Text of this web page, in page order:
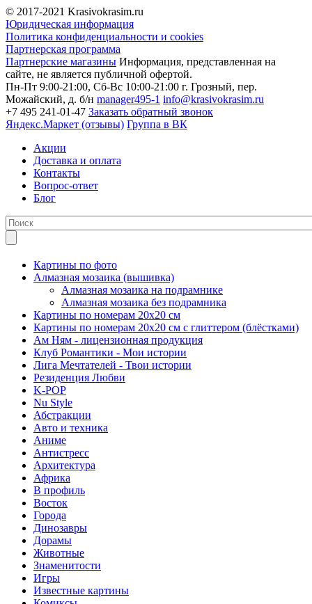
© 2017-2021 Krasivokrasim.ru
Юридическая информация
Политика конфиденциальности и cookies
Партнерская программа
Партнерские магазины Информация, представленная на
сайте, не является публичной офертой.
Пн-Пт 9:00-21:00, Сб-Вс 10:00-21:00 г. Грозный, пер.
Можайский, д. б/н manager495-1 info@krasivokrasim.ru
+7 495 241-01-47 Заказать обратный звонок
Яндекс.Маркет (отзывы) Группа в ВК
Акции
Доставка и оплата
Контакты
Вопрос-ответ
Блог
Картины по фото
Алмазная мозаика (вышивка)
Алмазная мозаика на подрамнике
Алмазная мозаика без подрамника
Картины по номерам 20х20 см
Картины по номерам 20х20 см с глиттером (блёстками)
Ам Ням - лицензионная продукция
Клуб Романтики - Мои истории
Лига Мечтателей - Твои истории
Резиденция Любви
K-POP
Nu Style
Абстракции
Авто и техника
Аниме
Антистресс
Архитектура
Африка
В профиль
Восток
Города
Динозавры
Дорамы
Животные
Знаменитости
Игры
Известные картины